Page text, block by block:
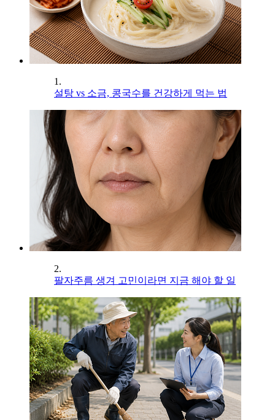
1.
설탕 vs 소금, 콩국수를 건강하게 먹는 법
2.
팔자주름 생겨 고민이라면 지금 해야 할 일